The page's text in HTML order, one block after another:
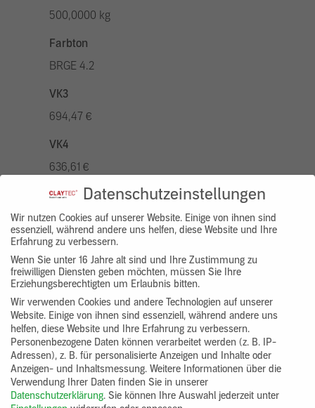
500,0000 kg
Farbton
BRGE 4.2
VK3
694,47 €
VK4
636,61 €
VK5
810,22 €
VK7
578,73 €
Gruppenprodukt
yosima_designputz_bigb
Datenschutzeinstellungen
Wir nutzen Cookies auf unserer Website. Einige von ihnen sind
essenziell, während andere uns helfen, diese Website und Ihre
Erfahrung zu verbessern.
Wenn Sie unter 16 Jahre alt sind und Ihre Zustimmung zu
freiwilligen Diensten geben möchten, müssen Sie Ihre
Erziehungsberechtigten um Erlaubnis bitten.
Wir verwenden Cookies und andere Technologien auf unserer
Website. Einige von ihnen sind essenziell, während andere uns
helfen, diese Website und Ihre Erfahrung zu verbessern.
Personenbezogene Daten können verarbeitet werden (z. B. IP-
Adressen), z. B. für personalisierte Anzeigen und Inhalte oder
Anzeigen- und Inhaltsmessung. Weitere Informationen über die
Verwendung Ihrer Daten finden Sie in unserer
Datenschutzerklärung. Sie können Ihre Auswahl jederzeit unter